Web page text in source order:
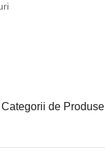
Categorii de Produse